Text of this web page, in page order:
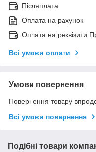
Післяплата
Оплата на рахунок
Оплата на реквізити
Всі умови оплати
Умови повернення
Повернення товару
Всі умови повернення
Подібні товари